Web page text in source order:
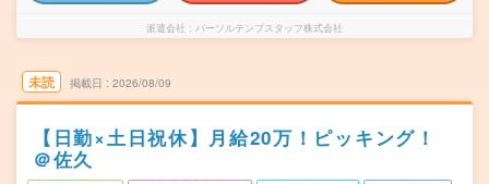
派遣会社 パーソルテンプスタッフ株式会社
未読 掲載日 2026/08/09
【日勤×土日祝休】月給20万！ピッキング！
＠佐久